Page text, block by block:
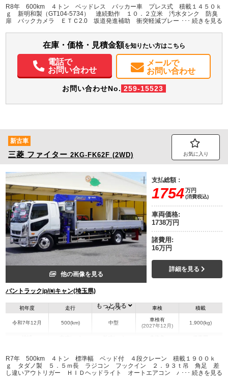
埼玉県
W:2,190
H:2,710
無
パワステ パワーウィンドウ ABS エアバッグ
集中ドアロック
電動格納ミラー
バックモニター
R8年 600km ４トン ベッドレス パッカー車 プレス式 積載１４５０ｋ
ｇ 新明和製（GT104-5734） 連続動作 １０．２立米 汚水タンク 防臭
扉 バックカメラ ＥＴＣ2.0 坂道発進補助 衝突軽減ブレーキ 車線逸脱警
Ｄヘッドライト 車両総重量７９７０ｋｇ オートエアコン ミラーヒーター
在庫・価格・見積金額を知りたい方はこちら
電話で
お問い合わせ
メールで
お問い合わせ
お問い合わせNo. 259-15523
新古車
三菱 ファイター 2KG-FK62F (2WD) お気に入り
他の画像を見る
バントラックjp/㈲キャン(埼玉県)
支払総額：
1754万円
(消費税込)
車両価格:
1738万円
諸費用:
16万円
詳細を見る
初年度
令和7年12月
走行
500(km)
サイズ
中型
車検
車検有
(2027年12月)
積載
1,900(kg)
埼玉県
W:2,220
H:390
W:235
H:303
無
もっと見る
R7年 500km ４トン 標準幅 ベッド付 ４段クレーン 積載１９００ｋ
ｇ タダノ製 ５．５ｍ長 ラジコン フックイン ２．９３ｔ吊 角足 差
し違いアウトリガー ＨＩＤヘッドライト オートエアコン バックカメラ